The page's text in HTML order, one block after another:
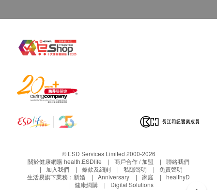
© ESD Services Limited 2000-2026
關於健康網購 health.ESDlife
商戶合作 / 加盟
聯絡我們
加入我們
條款及細則 私隱聲明
免責聲明
生活易旗下業務： 新婚 Anniversary 家庭
healthyD
健康網購
Digital Solutions